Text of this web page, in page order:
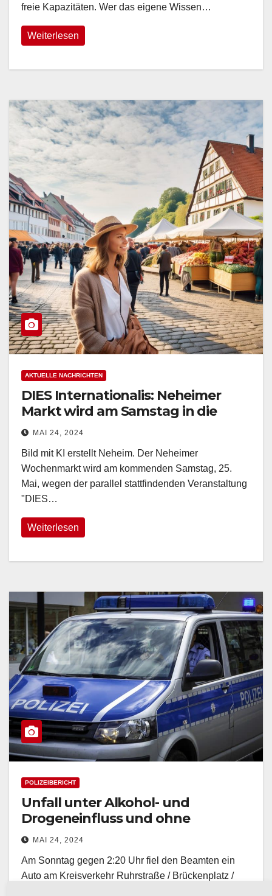
freie Kapazitäten. Wer das eigene Wissen…
Weiterlesen
AKTUELLE NACHRICHTEN
DIES Internationalis: Neheimer
Markt wird am Samstag in die
Fußgängerzone verlegt
MAI 24, 2024
Bild mit KI erstellt Neheim. Der Neheimer
Wochenmarkt wird am kommenden Samstag, 25.
Mai, wegen der parallel stattfindenden Veranstaltung
"DIES…
Weiterlesen
POLIZEIBERICHT
Unfall unter Alkohol- und
Drogeneinfluss und ohne
Fahrerlabnis
MAI 24, 2024
Am Sonntag gegen 2:20 Uhr fiel den Beamten ein
Auto am Kreisverkehr Ruhrstraße / Brückenplatz /